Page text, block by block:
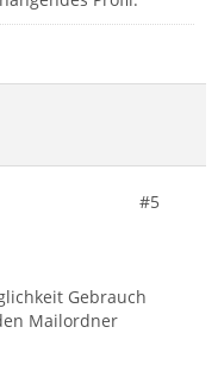
#5
Gebrauch
Mailordner